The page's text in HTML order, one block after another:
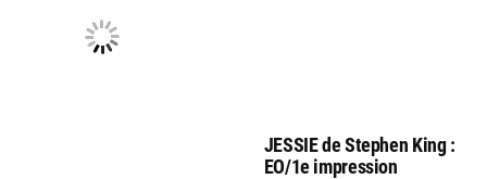
JESSIE de Stephen King :
EO/1e impression